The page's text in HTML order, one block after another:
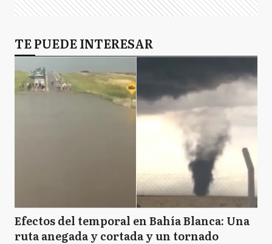
TE PUEDE INTERESAR
Efectos del temporal en Bahía Blanca: Una
ruta anegada y cortada y un tornado